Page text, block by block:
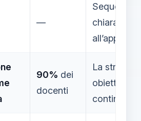
—
Sequenza
chiara
90% dei
docenti
La
obiettivi,
continuità